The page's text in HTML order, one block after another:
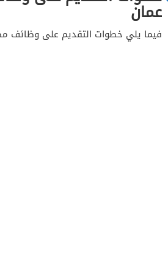
عمان
فيما يلي خطوات التقديم على وظائف